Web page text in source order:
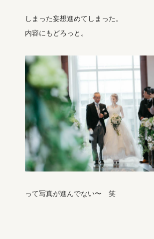
しまった妄想進めてしまった。
内容にもどろっと。
って写真が進んでない〜 笑